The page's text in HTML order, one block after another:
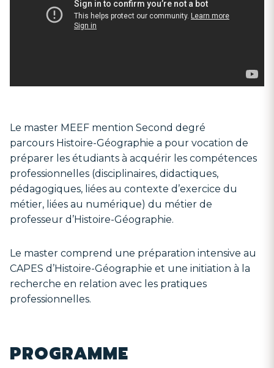
Le master MEEF mention Second degré
parcours Histoire-Géographie a pour vocation de
préparer les étudiants à acquérir les compétences
professionnelles (disciplinaires, didactiques,
pédagogiques, liées au contexte d’exercice du
métier, liées au numérique) du métier de
professeur d’Histoire-Géographie.
Le master comprend une préparation intensive au
CAPES d’Histoire-Géographie et une initiation à la
recherche en relation avec les pratiques
professionnelles.​
PROGRAMME